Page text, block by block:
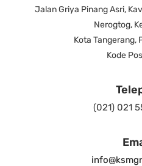
Jalan Griya Pinang Asri,
Nerogtog,
Kota Tangerang,
Kode
(021) 021